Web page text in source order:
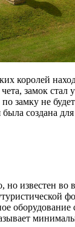
королей
замок
замку не
создана
но известен
оборудование